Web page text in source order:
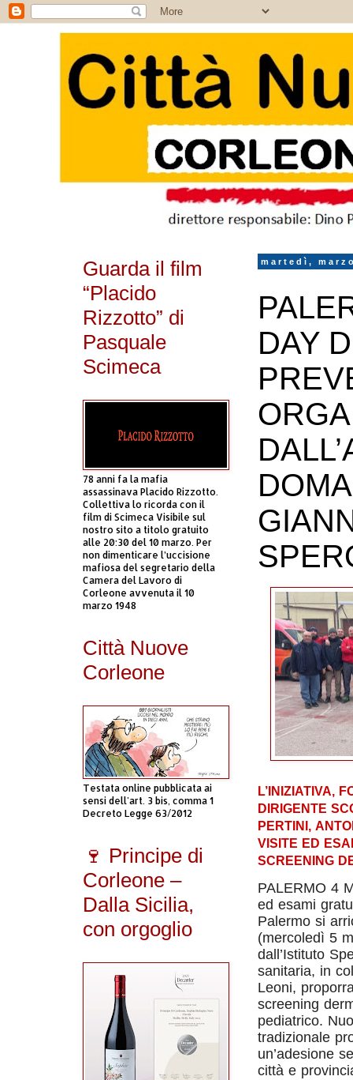
martedì,
DAY
L’INIZIATIVA,
DIRIGENTE
PERTINI,
VISITE ED
SCREENING
PALERMO 4
ed esami
Palermo si
(mercoledì 5
dall’Istituto
sanitaria, in
Leoni,
screening
pediatrico.
tradizionale
un’adesione
città e
Guarda il film
“Placido
Rizzotto” di
Pasquale
Scimeca
78 anni fa la mafia
assassinava Placido Rizzotto.
Collettiva lo ricorda con il
film di Scimeca Visibile sul
nostro sito a titolo gratuito
alle 20:30 del 10 marzo. Per
non dimenticare l’uccisione
mafiosa del segretario della
Camera del Lavoro di
Corleone avvenuta il 10
marzo 1948
Città Nuove
Corleone
Testata online pubblicata ai
sensi dell'art. 3 bis, comma 1
Decreto Legge 63/2012
🍷 Principe di
Corleone –
Dalla Sicilia,
con orgoglio